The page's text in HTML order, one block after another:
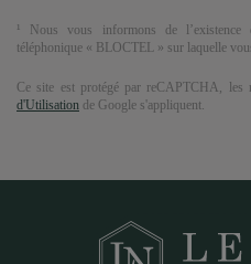
¹ Nous vous informons de l’existence
téléphonique « BLOCTEL » sur laquelle
Ce site est protégé par reCAPTCHA, les
d'Utilisation de Google s'appliquent.